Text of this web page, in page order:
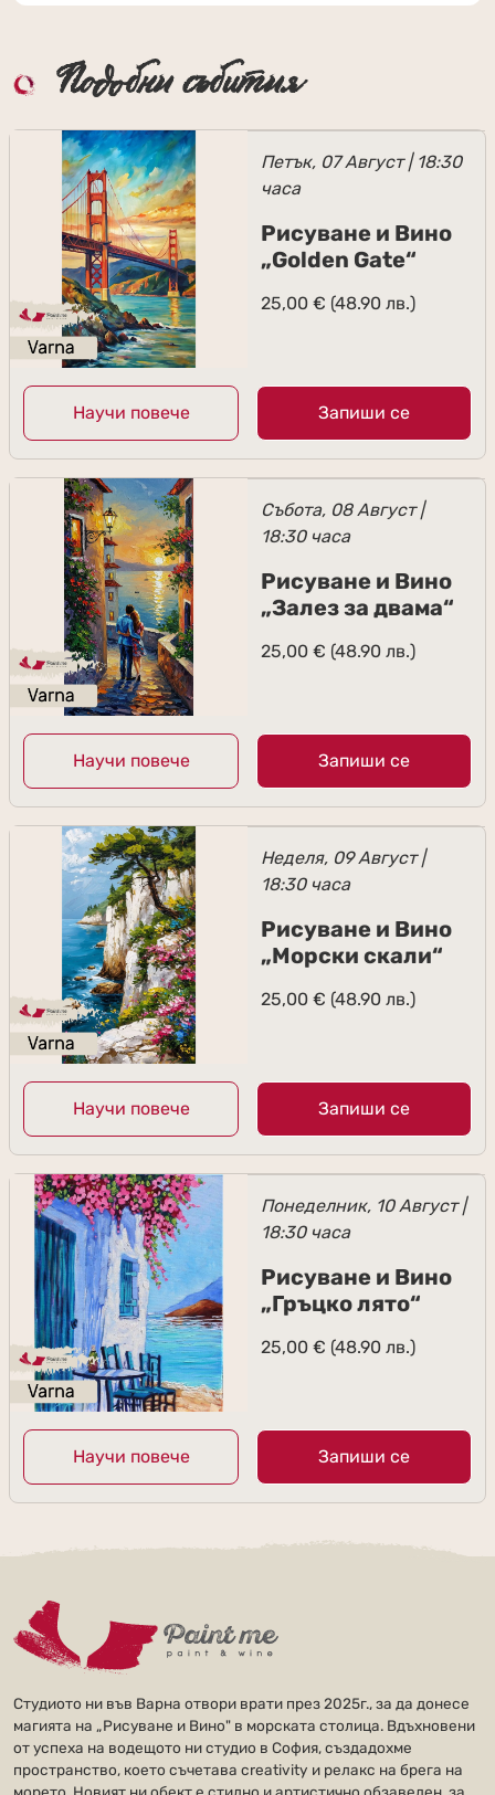
Подобни събития
Петък, 07 Август | 18:30
часа
Рисуване и Вино
„Golden Gate“
25,00 € (48.90 лв.)
Научи повече Запиши се
Събота, 08 Август |
18:30 часа
Рисуване и Вино
„Залез за двама“
25,00 € (48.90 лв.)
Научи повече Запиши се
Неделя, 09 Август |
18:30 часа
Рисуване и Вино
„Морски скали“
25,00 € (48.90 лв.)
Научи повече Запиши се
Понеделник, 10 Август |
18:30 часа
Рисуване и Вино
„Гръцко лято“
25,00 € (48.90 лв.)
Научи повече Запиши се
Студиото ни във Варна отвори врати през 2025г., за да донесе
магията на „Рисуване и Вино" в морската столица. Вдъхновени
от успеха на водещото ни студио в София, създадохме
пространство, което съчетава creativity и релакс на брега на